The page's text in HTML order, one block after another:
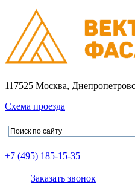
117525 Москва,
Схема проезда
+7 (495) 185-15-35
Заказать звонок